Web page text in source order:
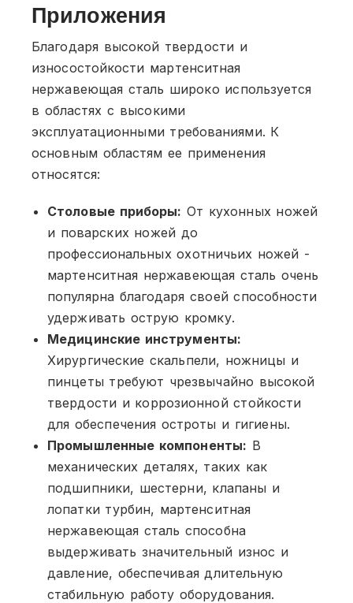
Приложения
Благодаря высокой твердости и
износостойкости мартенситная
нержавеющая сталь широко используется
в областях с высокими
эксплуатационными требованиями. К
основным областям ее применения
относятся:
Столовые приборы: От кухонных ножей
и поварских ножей до
профессиональных охотничьих ножей -
мартенситная нержавеющая сталь очень
популярна благодаря своей способности
удерживать острую кромку.
Медицинские инструменты:
Хирургические скальпели, ножницы и
пинцеты требуют чрезвычайно высокой
твердости и коррозионной стойкости
для обеспечения остроты и гигиены.
Промышленные компоненты: В
механических деталях, таких как
подшипники, шестерни, клапаны и
лопатки турбин, мартенситная
нержавеющая сталь способна
выдерживать значительный износ и
давление, обеспечивая длительную
стабильную работу оборудования.